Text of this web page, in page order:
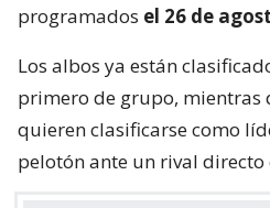
programados el 26 de
Los albos ya están
primero de grupo, mientras
quieren clasificarse como
pelotón ante un rival directo